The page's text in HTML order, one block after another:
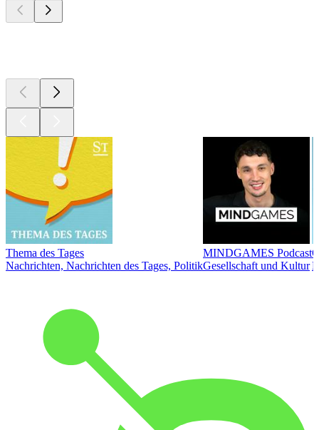
Thema des Tages
Nachrichten, Nachrichten des Tages, Politik
MINDGAMES Podcast
Gesellschaft und Kultur